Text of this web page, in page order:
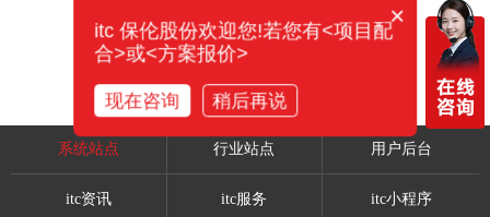
系统站点 行业站点 用户后台
itc资讯 itc服务 itc小程序
×
itc 保伦股份欢迎您!若您有<项目配
合>或<方案报价>
现在咨询 稍后再说